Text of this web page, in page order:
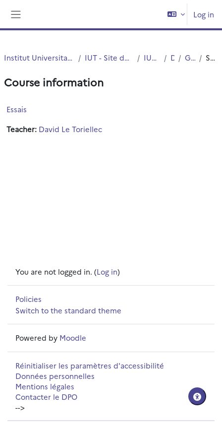
Log in
Institut Universitaire de Technologie (IUT) IUT - Site de Villeneuve d'Ascq IUT - G.E.I.I. DUT Général Summary
Course information
Essais
Teacher: David Le Toriellec
You are not logged in. (Log in)
Policies
Switch to the standard theme
Powered by Moodle
Réinitialiser les paramètres d'accessibilité
Données personnelles
Mentions légales
Contacter le DPO
-->